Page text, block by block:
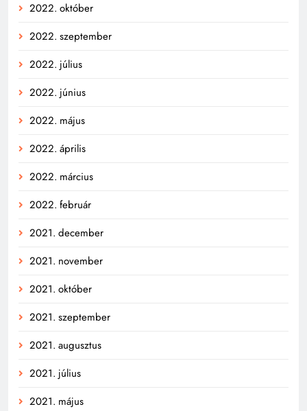
2022. október
2022. szeptember
2022. július
2022. június
2022. május
2022. április
2022. március
2022. február
2021. december
2021. november
2021. október
2021. szeptember
2021. augusztus
2021. július
2021. május